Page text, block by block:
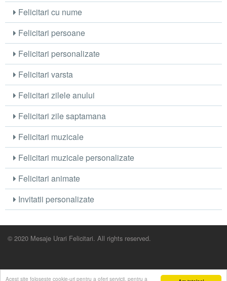
Acest site foloseste cookie-uri pentru a oferi servicii, pentru a
Felicitari cu nume
Felicitari persoane
Felicitari personalizate
Felicitari varsta
Felicitari zilele anului
Felicitari zile saptamana
Felicitari muzicale
Felicitari muzicale personalizate
Felicitari animate
Invitatii personalizate
© 2020 Mesaje Urari Felicitari. All rights reserved.